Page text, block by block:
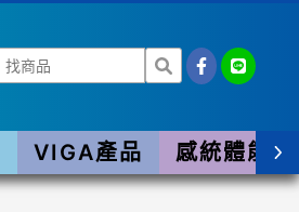
VIGA產品 感統體能